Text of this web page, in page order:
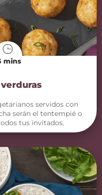
mins
servidos con
serán el tentempié o
tus invitados.